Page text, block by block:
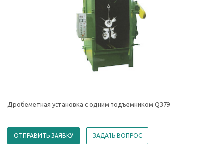
Дробеметная установка с одним подъемником Q379
ОТПРАВИТЬ ЗАЯВКУ ЗАДАТЬ ВОПРОС